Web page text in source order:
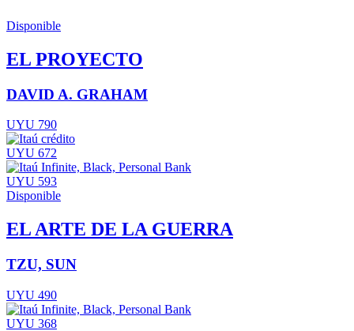
Disponible
EL PROYECTO
DAVID A. GRAHAM
UYU 790
UYU 672
UYU 593
Disponible
EL ARTE DE LA GUERRA
TZU, SUN
UYU 490
UYU 368